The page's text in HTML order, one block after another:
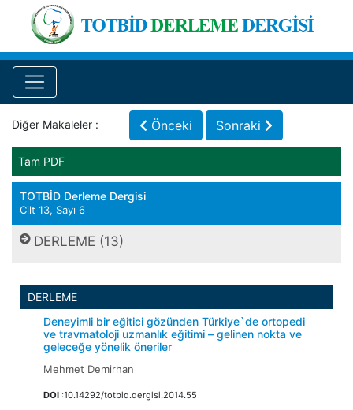
Diğer Makaleler : Önceki Sonraki
Tam PDF
TOTBİD Derleme Dergisi
Cilt 13, Sayı 6
DERLEME (13)
DERLEME
Deneyimli bir eğitici gözünden Türkiye`de ortopedi
ve travmatoloji uzmanlık eğitimi – gelinen nokta ve
geleceğe yönelik öneriler
Mehmet Demirhan
DOI :10.14292/totbid.dergisi.2014.55